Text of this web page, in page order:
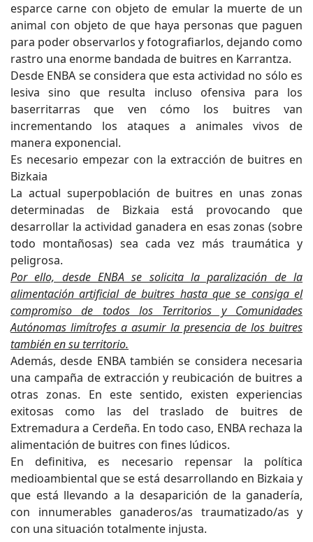
esparce carne con objeto de emular la muerte de un
animal con objeto de que haya personas que paguen
para poder observarlos y fotografiarlos, dejando como
rastro una enorme bandada de buitres en Karrantza.
Desde ENBA se considera que esta actividad no sólo es
lesiva sino que resulta incluso ofensiva para los
baserritarras que ven cómo los buitres van
incrementando los ataques a animales vivos de
manera exponencial.
Es necesario empezar con la extracción de buitres en
Bizkaia
La actual superpoblación de buitres en unas zonas
determinadas de Bizkaia está provocando que
desarrollar la actividad ganadera en esas zonas (sobre
todo montañosas) sea cada vez más traumática y
peligrosa.
Por ello, desde ENBA se solicita la paralización de la
alimentación artificial de buitres hasta que se consiga el
compromiso de todos los Territorios y Comunidades
Autónomas limítrofes a asumir la presencia de los buitres
también en su territorio.
Además, desde ENBA también se considera necesaria
una campaña de extracción y reubicación de buitres a
otras zonas. En este sentido, existen experiencias
exitosas como las del traslado de buitres de
Extremadura a Cerdeña. En todo caso, ENBA rechaza la
alimentación de buitres con fines lúdicos.
En definitiva, es necesario repensar la política
medioambiental que se está desarrollando en Bizkaia y
que está llevando a la desaparición de la ganadería,
con innumerables ganaderos/as traumatizado/as y
con una situación totalmente injusta.